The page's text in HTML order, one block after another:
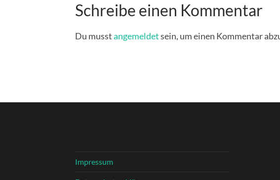
Schreibe einen Kommentar
Du musstangemeldetsein, um einen Kommentar
Impressum